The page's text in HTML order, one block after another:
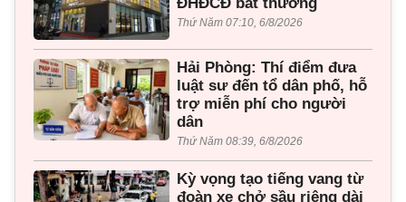
Thứ Năm 07:10, 6/8/2026
Hải Phòng: Thí điểm đưa
luật sư đến tổ dân phố, hỗ
trợ miễn phí cho người
dân
Thứ Năm 08:39, 6/8/2026
Kỳ vọng tạo tiếng vang từ
đoàn xe chở sầu riêng dài